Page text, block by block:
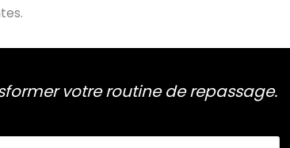
votre routine de repassage.